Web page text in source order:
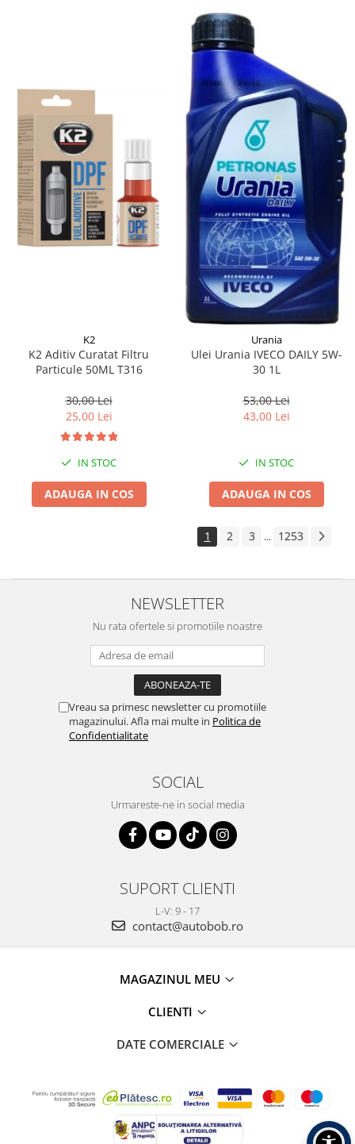
K2
K2 Aditiv Curatat Filtru
Particule 50ML T316
30,00 Lei
25,00 Lei
IN STOC
ADAUGA IN COS
Urania
Ulei Urania IVECO DAILY 5W-
30 1L
53,00 Lei
43,00 Lei
IN STOC
ADAUGA IN COS
1 2 3 ... 1253
NEWSLETTER
Nu rata ofertele si promotiile noastre
Vreau sa primesc newsletter cu promotiile
magazinului. Afla mai multe in Politica de
Confidentialitate
SOCIAL
Urmareste-ne in social media
SUPORT CLIENTI
L-V: 9 - 17
contact@autobob.ro
MAGAZINUL MEU
CLIENTI
DATE COMERCIALE